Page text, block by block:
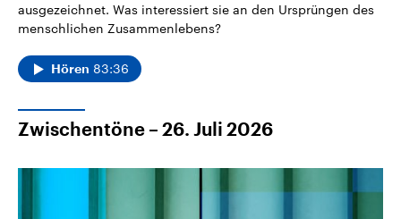
ausgezeichnet. Was interessiert sie an den Ursprüngen des
menschlichen Zusammenlebens?
Hören 83:36
Zwischentöne – 26. Juli 2026